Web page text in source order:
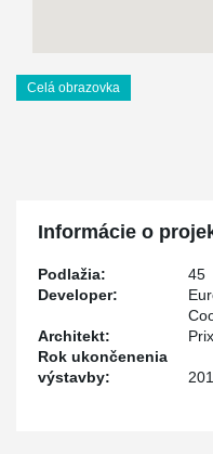
Celá obrazovka
Informácie o
Podlažia:
45
Developer:
Architekt:
Rok ukončenenia
výstavby: